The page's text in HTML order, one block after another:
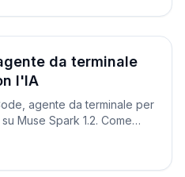
da terminale
l'IA
agente da terminale per
Muse Spark 1.2. Come